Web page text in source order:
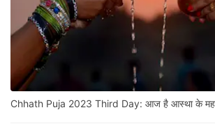
Chhath Puja 2023 Third Day: आज है आस्था के